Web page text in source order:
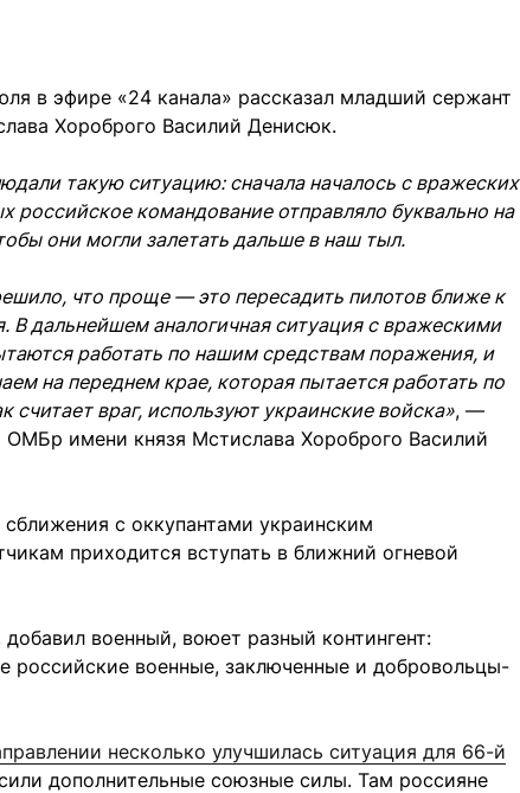
в эфире «24 канала» рассказал младший сержант
Хороброго Василий Денисюк.
такую ситуацию: сначала началось с вражеских
российское командование отправляло буквально на
они могли залетать дальше в наш тыл.
что проще — это пересадить пилотов ближе к
В дальнейшем аналогичная ситуация с вражескими
работать по нашим средствам поражения, и
на переднем крае, которая пытается работать по
враг, используют украинские войска», —
имени князя Мстислава Хороброго Василий
с оккупантами украинским
приходится вступать в ближний огневой
военный, воюет разный контингент:
российские военные, заключенные и добровольцы-
несколько улучшилась ситуация для 66-й
дополнительные союзные силы. Там россияне